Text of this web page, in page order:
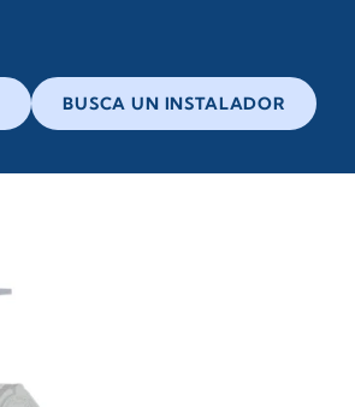
BUSCA UN INSTALADOR